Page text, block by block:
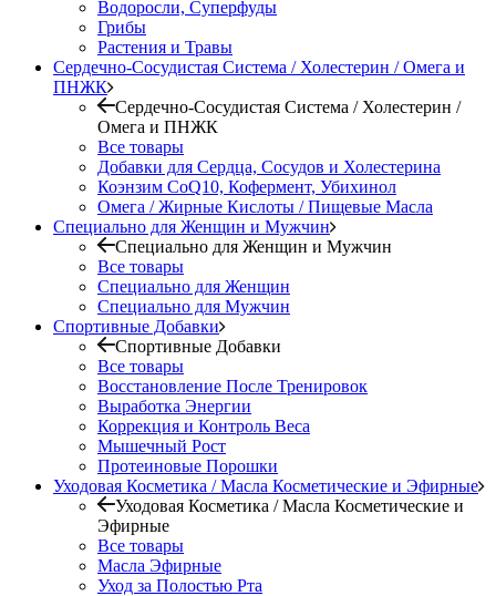
Водоросли, Суперфуды
Грибы
Растения и Травы
Сердечно-Сосудистая Система / Холестерин / Омега и
ПНЖК
Сердечно-Сосудистая Система / Холестерин /
Омега и ПНЖК
Все товары
Добавки для Сердца, Сосудов и Холестерина
Коэнзим CoQ10, Кофермент, Убихинол
Омега / Жирные Кислоты / Пищевые Масла
Специально для Женщин и Мужчин
Специально для Женщин и Мужчин
Все товары
Специально для Женщин
Специально для Мужчин
Спортивные Добавки
Спортивные Добавки
Все товары
Восстановление После Тренировок
Выработка Энергии
Коррекция и Контроль Веса
Мышечный Рост
Протеиновые Порошки
Уходовая Косметика / Масла Косметические и Эфирные
Уходовая Косметика / Масла Косметические и
Эфирные
Все товары
Масла Эфирные
Уход за Полостью Рта